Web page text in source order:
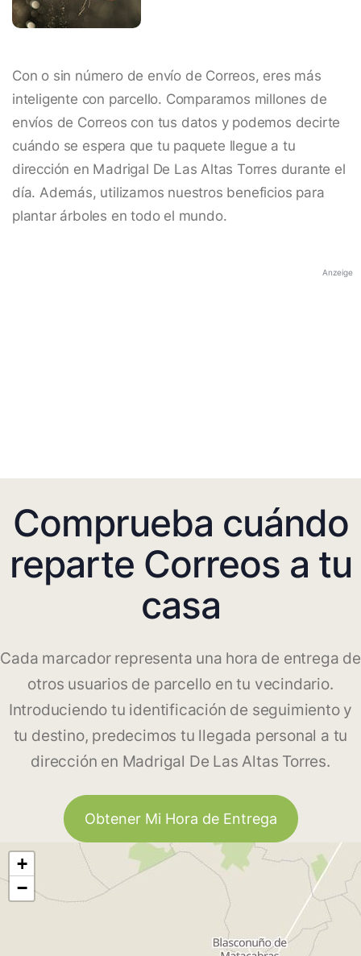
Con o sin número de envío de Correos, eres más
inteligente con parcello. Comparamos millones de
envíos de Correos con tus datos y podemos decirte
cuándo se espera que tu paquete llegue a tu
dirección en Madrigal De Las Altas Torres durante el
día. Además, utilizamos nuestros beneficios para
plantar árboles en todo el mundo.
Anzeige
Comprueba cuándo
reparte Correos a tu
casa
Cada marcador representa una hora de entrega de
otros usuarios de parcello en tu vecindario.
Introduciendo tu identificación de seguimiento y
tu destino, predecimos tu llegada personal a tu
dirección en Madrigal De Las Altas Torres.
Obtener Mi Hora de Entrega
+
−